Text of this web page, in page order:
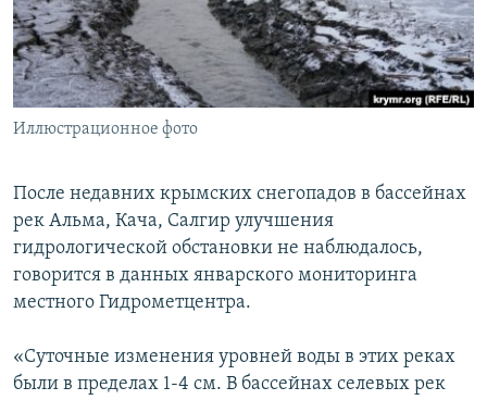
ПОБЕДИТЕЛЕЙ НЕ СУДЯТ?
КРЫМ.НЕПОКОРЕННЫЙ
ELIFBE
УКРАИНСКАЯ ПРОБЛЕМА КРЫМА
ПРИСОЕДИНЯЙТЕСЬ!
Иллюстрационное фото
После недавних крымских снегопадов в бассейнах
рек Альма, Кача, Салгир улучшения
гидрологической обстановки не наблюдалось,
говорится в данных январского мониторинга
местного Гидрометцентра.
«Суточные изменения уровней воды в этих реках
были в пределах 1-4 см. В бассейнах селевых рек